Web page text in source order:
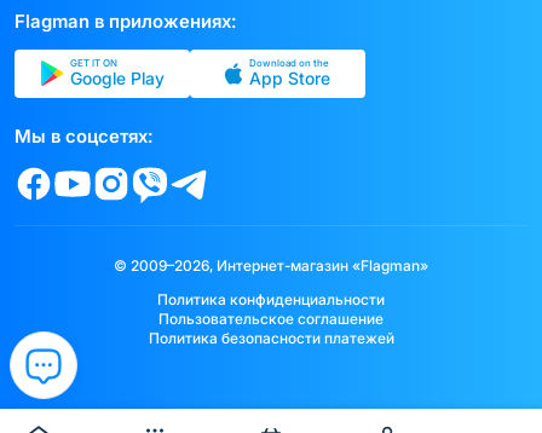
Flagman в приложениях:
GET IT ON
Google Play
Download on the
App Store
Мы в соцсетях:
© 2009–2026, Интернет-магазин «Flagman»
Политика конфиденциальности
Пользовательское соглашение
Политика безопасности платежей